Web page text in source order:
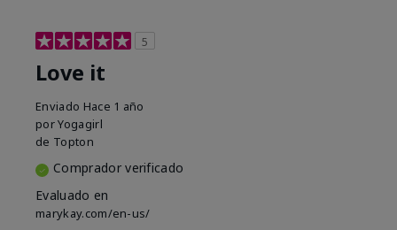
5
Love it
Enviado Hace 1 año
porYogagirl
de Topton
Comprador verificado
Evaluado en
marykay.com/en-us/